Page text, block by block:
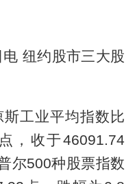
纽约股市三大股
工业平均指数比
，收于46091.74
尔500种股票指数